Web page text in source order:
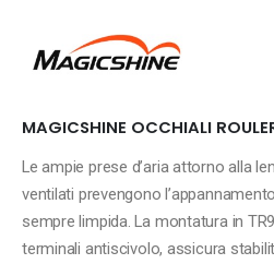
originale
era:
€59.95.
MAGICSHINE OCCHIALI
Le ampie prese d’aria attorno alla
ventilati prevengono
sempre limpida. La montatura in
terminali antiscivolo, assicura